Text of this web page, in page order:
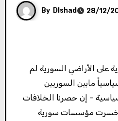
By Dlshad 28/12/
على الأراضي السورية لم
مابين السوريين
– إن حصرنا الخلافات
خسرت مؤسسات سورية